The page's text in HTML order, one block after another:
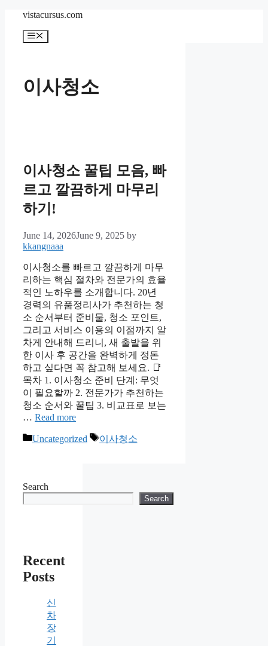
content
vistacursus.com
Menu
이사청소
이사청소 꿀팁 모음, 빠
르고 깔끔하게 마무리
하기!
June 14, 2026June 9, 2025 by
kkangnaaa
이사청소를 빠르고 깔끔하게 마무
리하는 핵심 절차와 전문가의 효율
적인 노하우를 소개합니다. 20년
경력의 유품정리사가 추천하는 청
소 순서부터 준비물, 청소 포인트,
그리고 서비스 이용의 이점까지 알
차게 안내해 드리니, 새 출발을 위
한 이사 후 공간을 완벽하게 정돈
하고 싶다면 꼭 참고해 보세요. 📑
목차 1. 이사청소 준비 단계: 무엇
이 필요할까 2. 전문가가 추천하는
청소 순서와 꿀팁 3. 비교표로 보는
… Read more
Categories
Uncategorized Tags
이사청소
Search
Search
Recent
Posts
신
차
장
기